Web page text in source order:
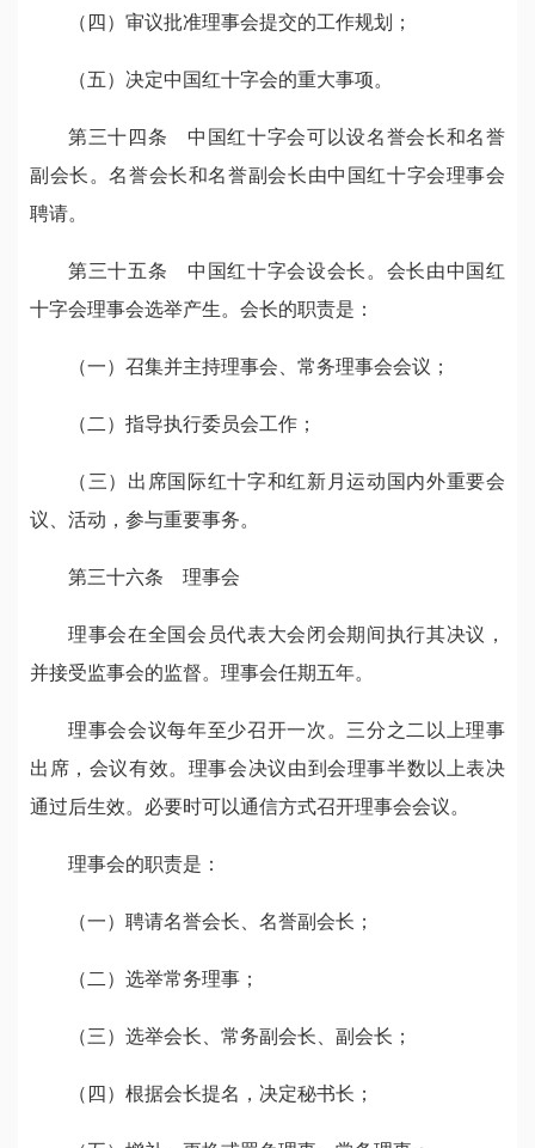
（四）审议批准理事会提交的工作规划；
（五）决定中国红十字会的重大事项。
第三十四条 中国红十字会可以设名誉会长和名誉
副会长。名誉会长和名誉副会长由中国红十字会理事会
聘请。
第三十五条 中国红十字会设会长。会长由中国红
十字会理事会选举产生。会长的职责是：
（一）召集并主持理事会、常务理事会会议；
（二）指导执行委员会工作；
（三）出席国际红十字和红新月运动国内外重要会
议、活动，参与重要事务。
第三十六条 理事会
理事会在全国会员代表大会闭会期间执行其决议，
并接受监事会的监督。理事会任期五年。
理事会会议每年至少召开一次。三分之二以上理事
出席，会议有效。理事会决议由到会理事半数以上表决
通过后生效。必要时可以通信方式召开理事会会议。
理事会的职责是：
（一）聘请名誉会长、名誉副会长；
（二）选举常务理事；
（三）选举会长、常务副会长、副会长；
（四）根据会长提名，决定秘书长；